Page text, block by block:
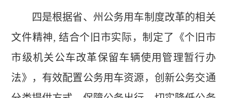
四是根据省、州公务用车制度改革的相关
文件精神, 结合个旧市实际，制定了《个旧市
市级机关公车改革保留车辆使用管理暂行办
法》，有效配置公务用车资源，创新公务交通